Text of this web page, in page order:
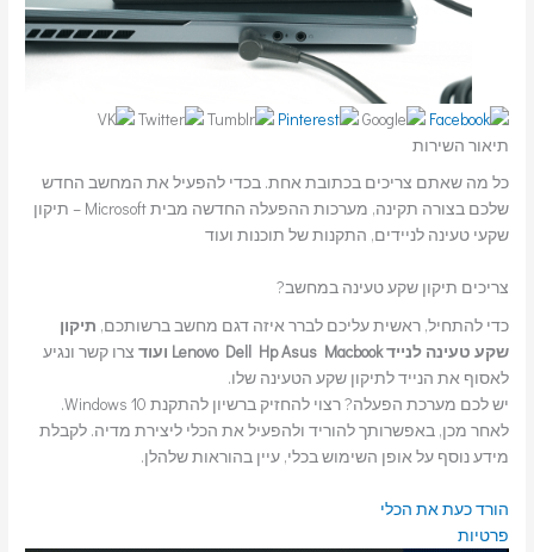
תיאור השירות
כל מה שאתם צריכים בכתובת אחת. בכדי להפעיל את המחשב החדש
שלכם בצורה תקינה, מערכות ההפעלה החדשה מבית Microsoft – תיקון
שקעי טעינה לניידים, התקנות של תוכנות ועוד
צריכים תיקון שקע טעינה במחשב?
כדי להתחיל, ראשית עליכם לברר איזה דגם מחשב ברשותכם, תיקון
שקע טעינה לנייד Lenovo Dell Hp Asus Macbook ועוד
צרו קשר ונגיע
לאסוף את הנייד לתיקון שקע הטעינה שלו.
יש לכם מערכת הפעלה? רצוי להחזיק ברשיון להתקנת Windows 10.
לאחר מכן, באפשרותך להוריד ולהפעיל את הכלי ליצירת מדיה. לקבלת
מידע נוסף על אופן השימוש בכלי, עיין בהוראות שלהלן.
הורד כעת את הכלי
פרטיות